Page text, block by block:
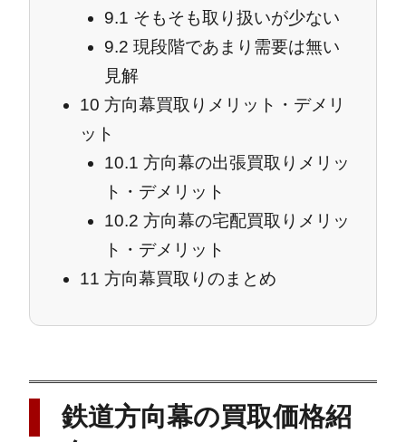
9.1 そもそも取り扱いが少ない
9.2 現段階であまり需要は無い
見解
10 方向幕買取りメリット・デメリ
ット
10.1 方向幕の出張買取りメリッ
ト・デメリット
10.2 方向幕の宅配買取りメリッ
ト・デメリット
11 方向幕買取りのまとめ
鉄道方向幕の買取価格紹